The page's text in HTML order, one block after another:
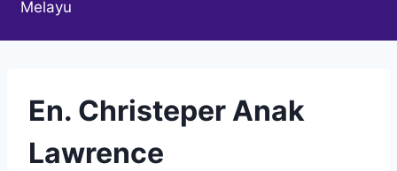
Melayu
En. Christeper Anak
Lawrence